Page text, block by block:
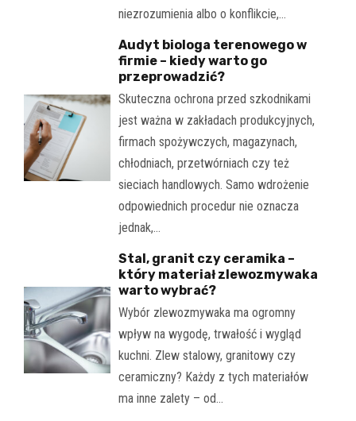
niezrozumienia albo o konflikcie,…
Audyt biologa terenowego w
firmie – kiedy warto go
przeprowadzić?
Skuteczna ochrona przed szkodnikami
jest ważna w zakładach produkcyjnych,
firmach spożywczych, magazynach,
chłodniach, przetwórniach czy też
sieciach handlowych. Samo wdrożenie
odpowiednich procedur nie oznacza
jednak,…
Stal, granit czy ceramika –
który materiał zlewozmywaka
warto wybrać?
Wybór zlewozmywaka ma ogromny
wpływ na wygodę, trwałość i wygląd
kuchni. Zlew stalowy, granitowy czy
ceramiczny? Każdy z tych materiałów
ma inne zalety – od…